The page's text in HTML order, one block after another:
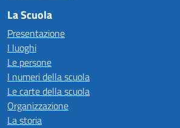
La Scuola
Presentazione
I luoghi
Le persone
I numeri della scuola
Le carte della scuola
Organizzazione
La storia